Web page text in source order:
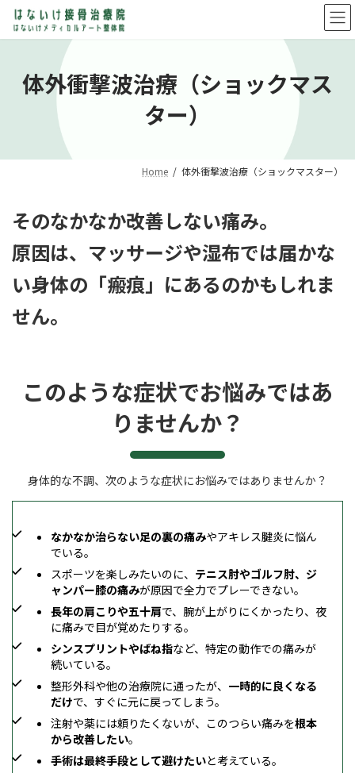
テ
ゲ
体外衝撃波治療（ショックマス
ター）
Home 体外衝撃波治療（ショックマスター）
そのなかなか改善しない痛み。
原因は、マッサージや湿布では届かな
い身体の「瘢痕」にあるのかもしれま
せん。
このような症状でお悩みではあ
りませんか？
身体的な不調、次のような症状にお悩みではありませんか？
なかなか治らない足の裏の痛みやアキレス腱炎に悩ん
でいる。
スポーツを楽しみたいのに、 テニス肘やゴルフ肘、ジ
ャンパー膝の痛みが原因で全力でプレーできない。
長年の肩こりや五十肩で、腕が上がりにくかったり、夜
に痛みで目が覚めたりする。
シンスプリントやばね指など、特定の動作での痛みが
続いている。
整形外科や他の治療院に通ったが、 一時的に良くなる
だけで、すぐに元に戻ってしまう。
注射や薬には頼りたくないが、このつらい痛みを根本
から改善したい。
手術は最終手段として避けたいと考えている。